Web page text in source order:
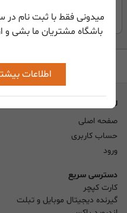
میدونی فقط با ثبت نام در
باشگاه مشتریان ما بشی و
اطلاعات
لیست صفحات
صفحه اصلی
حساب کاربری
ورود
دسترسی سریع
کارت کپچر
گیرنده دیجیتال موبایل و تبلت